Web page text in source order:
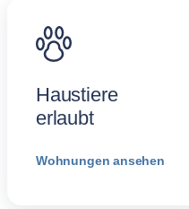
Haustiere
erlaubt
Wohnungen ansehen